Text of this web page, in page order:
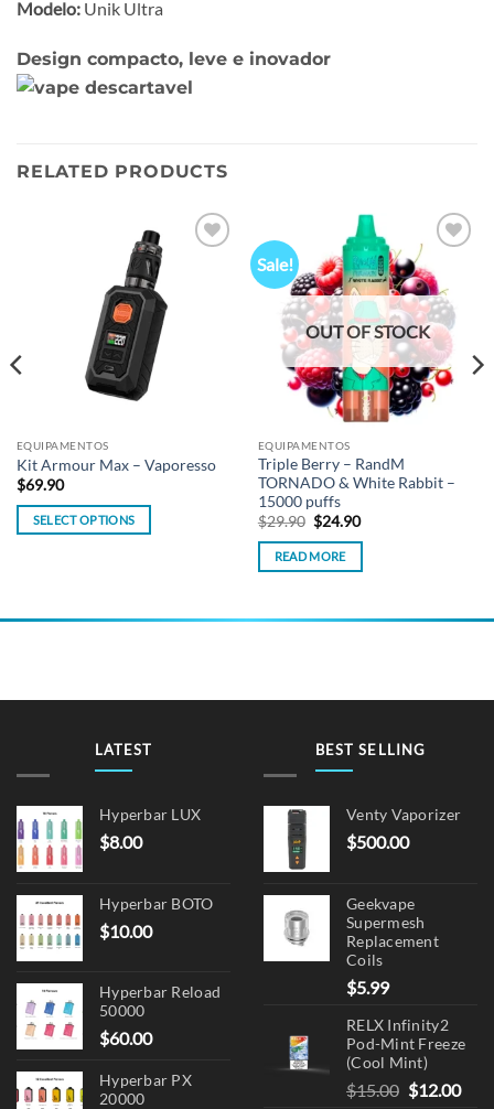
Modelo: Unik Ultra
Design compacto, leve e inovador
RELATED PRODUCTS
EQUIPAMENTOS
Kit Armour Max – Vaporesso
$69.90
SELECT OPTIONS
on
product
page
Sale!
wishlist
OUT OF STOCK
EQUIPAMENTOS
Triple Berry – RandM
TORNADO & White Rabbit –
15000 puffs
$29.90 Original
price
was:
$29.90.
$24.90Current
is:
READ MORE
LATEST
Hyperbar LUX
$8.00
Hyperbar BOTO
$10.00
Hyperbar Reload
50000
$60.00
Hyperbar PX
20000
BEST SELLING
Venty Vaporizer
$500.00
Geekvape
Supermesh
Replacement
Coils
$5.99
RELX Infinity2
Pod-Mint Freeze
(Cool Mint)
$15.00 Original
$12.00